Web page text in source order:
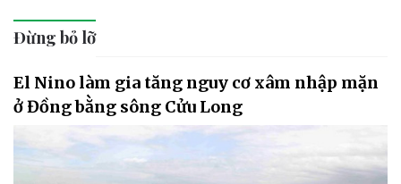
Đừng bỏ lỡ
El Nino làm gia tăng nguy cơ xâm nhập mặn
ở Đồng bằng sông Cửu Long